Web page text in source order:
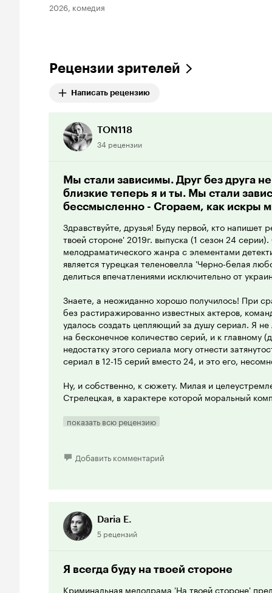
2026, комедия
Рецензии зрителей
Написать рецензию
TON118
34 рецензии
Мы стали зависимы. Друг без друга
близкие теперь я и ты. Мы стали
бессмысленно - Сгораем, как искры
Здравствуйте, друзья! Буду первой, кто напишет
твоей стороне' 2019г. выпуска (1 сезон 24
мелодраматического жанра с элементами
является турецкая теленовелла 'Черно-белая
делиться впечатлениями исключительно от
Знаете, а неожиданно хорошо получилось! При
без растиражированно известных актеров,
удалось создать цепляющий за душу сериал. Я
на бесконечное количество серий, и к главному
недостатку этого сериала могу отнести
сериал в 12-15 серий вместо 24, и это его,
Ну, и собственно, к сюжету. Милая и
Стрелецкая, в характере которой моральный
членовредительству, на своем ровном и широком,
сплошные серпантины и бездорожье. Волею
наилучшим образом может настроить зрителя на
экране. Актеры Дана Абызова и Дмитрий
запоминающийся дуэт. Единственное, чего, на
женское сердце жаждет получить определенное
объятий, поцелуев и т.д.). В этом отношении как
показать всю рецензию
Добавить комментарий
Daria E.
5 рецензий
Я всегда буду на твоей стороне
Криминальная мелодрама 'На твоей стороне'